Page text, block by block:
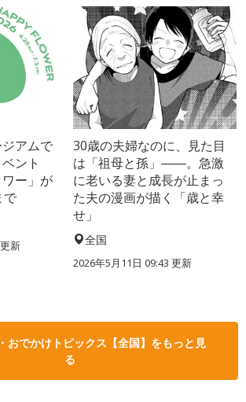
アムで
ント
ワー」が
で
新
30歳の夫婦なのに、見た目
は「祖母と孫」――。急激
に老いる妻と成長が止まっ
た夫の漫画が描く「歳と幸
せ」
全国
2026年5月11日 09:43 更新
おでかけトピックス【全国】をもっと見
る